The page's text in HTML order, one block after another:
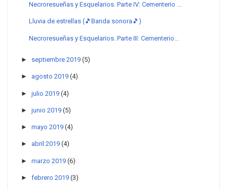
Necroresueñas y Esquelarios. Parte IV: Cementerio ...
Lluvia de estrellas (🎵Banda sonora🎵)
Necroresueñas y Esquelarios. Parte III: Cementerio...
► septiembre 2019 (5)
► agosto 2019 (4)
► julio 2019 (4)
► junio 2019 (5)
► mayo 2019 (4)
► abril 2019 (4)
► marzo 2019 (6)
► febrero 2019 (3)